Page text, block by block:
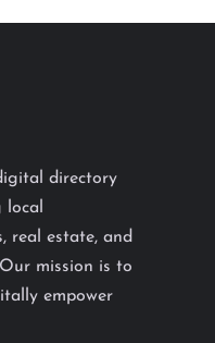
directory
real estate, and
mission is to
empower